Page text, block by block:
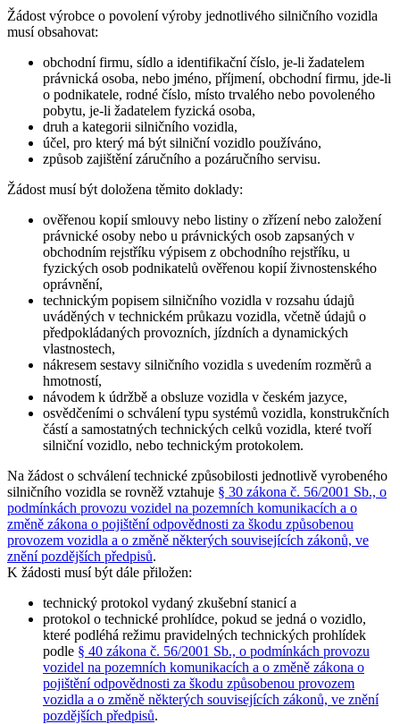
Žádost výrobce o povolení výroby jednotlivého silničního vozidla
musí obsahovat:
obchodní firmu, sídlo a identifikační číslo, je-li žadatelem
právnická osoba, nebo jméno, příjmení, obchodní firmu, jde-li
o podnikatele, rodné číslo, místo trvalého nebo povoleného
pobytu, je-li žadatelem fyzická osoba,
druh a kategorii silničního vozidla,
účel, pro který má být silniční vozidlo používáno,
způsob zajištění záručního a pozáručního servisu.
Žádost musí být doložena těmito doklady:
ověřenou kopií smlouvy nebo listiny o zřízení nebo založení
právnické osoby nebo u právnických osob zapsaných v
obchodním rejstříku výpisem z obchodního rejstříku, u
fyzických osob podnikatelů ověřenou kopií živnostenského
oprávnění,
technickým popisem silničního vozidla v rozsahu údajů
uváděných v technickém průkazu vozidla, včetně údajů o
předpokládaných provozních, jízdních a dynamických
vlastnostech,
nákresem sestavy silničního vozidla s uvedením rozměrů a
hmotností,
návodem k údržbě a obsluze vozidla v českém jazyce,
osvědčeními o schválení typu systémů vozidla, konstrukčních
částí a samostatných technických celků vozidla, které tvoří
silniční vozidlo, nebo technickým protokolem.
Na žádost o schválení technické způsobilosti jednotlivě vyrobeného
silničního vozidla se rovněž vztahuje § 30 zákona č. 56/2001 Sb., o
podmínkách provozu vozidel na pozemních komunikacích a o
změně zákona o pojištění odpovědnosti za škodu způsobenou
provozem vozidla a o změně některých souvisejících zákonů, ve
znění pozdějších předpisů.
K žádosti musí být dále přiložen:
technický protokol vydaný zkušební stanicí a
protokol o technické prohlídce, pokud se jedná o vozidlo,
které podléhá režimu pravidelných technických prohlídek
podle § 40 zákona č. 56/2001 Sb., o podmínkách provozu
vozidel na pozemních komunikacích a o změně zákona o
pojištění odpovědnosti za škodu způsobenou provozem
vozidla a o změně některých souvisejících zákonů, ve znění
pozdějších předpisů.